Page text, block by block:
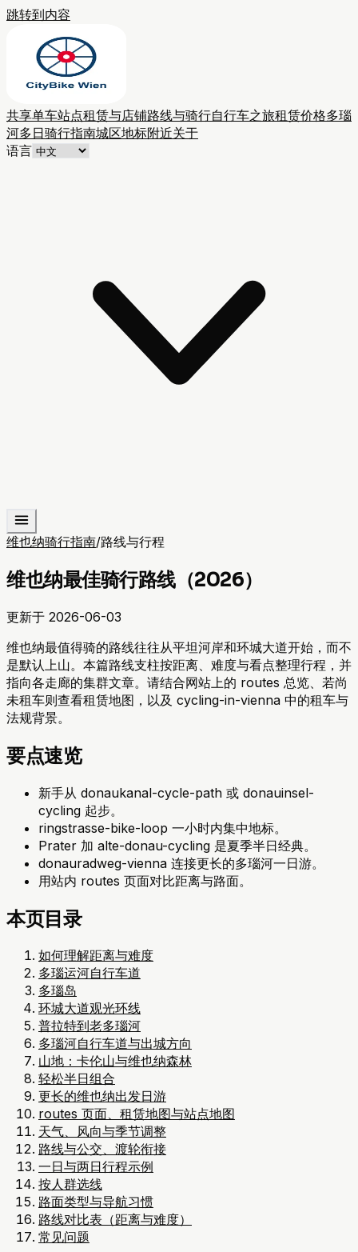
跳转到内容
共享单车站点租赁与店铺路线与骑行自行车之旅租赁价格多瑙
河多日骑行指南城区地标附近关于
语言
维也纳骑行指南/路线与行程
维也纳最佳骑行路线（2026）
更新于 2026-06-03
维也纳最值得骑的路线往往从平坦河岸和环城大道开始，而不
是默认上山。本篇路线支柱按距离、难度与看点整理行程，并
指向各走廊的集群文章。请结合网站上的 routes 总览、若尚
未租车则查看租赁地图，以及 cycling-in-vienna 中的租车与
法规背景。
要点速览
新手从 donaukanal-cycle-path 或 donauinsel-
cycling 起步。
ringstrasse-bike-loop 一小时内集中地标。
Prater 加 alte-donau-cycling 是夏季半日经典。
donauradweg-vienna 连接更长的多瑙河一日游。
用站内 routes 页面对比距离与路面。
本页目录
如何理解距离与难度
多瑙运河自行车道
多瑙岛
环城大道观光环线
普拉特到老多瑙河
多瑙河自行车道与出城方向
山地：卡伦山与维也纳森林
轻松半日组合
更长的维也纳出发日游
routes 页面、租赁地图与站点地图
天气、风向与季节调整
路线与公交、渡轮衔接
一日与两日行程示例
按人群选线
路面类型与导航习惯
路线对比表（距离与难度）
常见问题